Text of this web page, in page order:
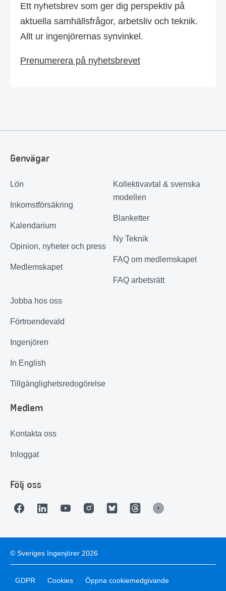
Ett nyhetsbrev som ger dig perspektiv på
aktuella samhällsfrågor, arbetsliv och teknik.
Allt ur ingenjörernas synvinkel.
Prenumerera på nyhetsbrevet
Genvägar
Lön
Inkomstförsäkring
Kalendarium
Opinion, nyheter och press
Medlemskapet
Kollektivavtal & svenska
modellen
Blanketter
Ny Teknik
FAQ om medlemskapet
FAQ arbetsrätt
Jobba hos oss
Förtroendevald
Ingenjören
In English
Tillgänglighetsredogörelse
Medlem
Kontakta oss
Inloggat
Följ oss
© Sveriges Ingenjörer 2026
GDPR Cookies Öppna cookiemedgivande